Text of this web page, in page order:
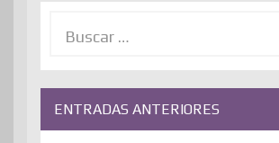
ENTRADAS ANTERIORES